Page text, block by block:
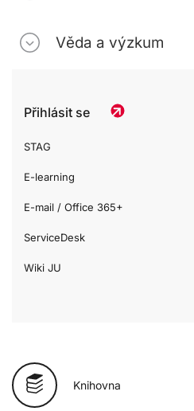
Věda a výzkum
Přihlásit se
STAG
E-learning
E-mail / Office 365+
ServiceDesk
Wiki JU
Knihovna